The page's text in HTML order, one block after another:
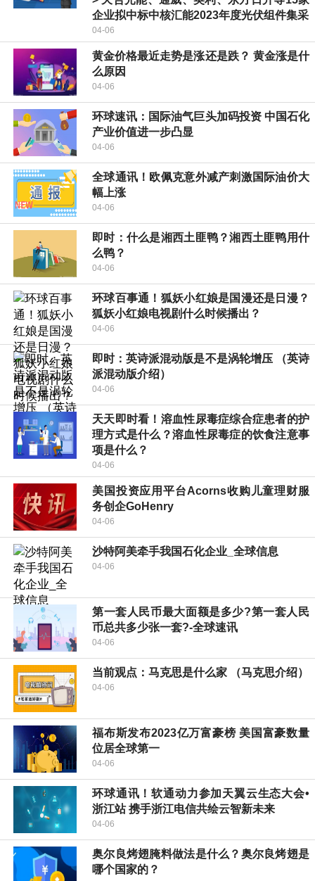
企业拟中标中核汇能2023年度光伏组件集采
04-06
黄金价格最近走势是涨还是跌？ 黄金涨是什
么原因
04-06
环球速讯：国际油气巨头加码投资 中国石化
产业价值进一步凸显
04-06
全球通讯！欧佩克意外减产刺激国际油价大
幅上涨
04-06
即时：什么是湘西土匪鸭？湘西土匪鸭用什
么鸭？
04-06
环球百事通！狐妖小红娘是国漫还是日漫？
狐妖小红娘电视剧什么时候播出？
04-06
即时：英诗派混动版是不是涡轮增压 （英诗
派混动版介绍）
04-06
天天即时看！溶血性尿毒症综合症患者的护
理方式是什么？溶血性尿毒症的饮食注意事
项是什么？
04-06
美国投资应用平台Acorns收购儿童理财服
务创企GoHenry
04-06
沙特阿美牵手我国石化企业_全球信息
04-06
第一套人民币最大面额是多少?第一套人民
币总共多少张一套?-全球速讯
04-06
当前观点：马克思是什么家 （马克思介绍）
04-06
福布斯发布2023亿万富豪榜 美国富豪数量
位居全球第一
04-06
环球通讯！软通动力参加天翼云生态大会•
浙江站 携手浙江电信共绘云智新未来
04-06
奥尔良烤翅腌料做法是什么？奥尔良烤翅是
哪个国家的？